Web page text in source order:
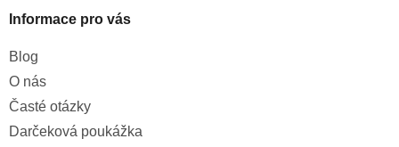
Informace pro vás
Blog
O nás
Časté otázky
Darčeková poukážka